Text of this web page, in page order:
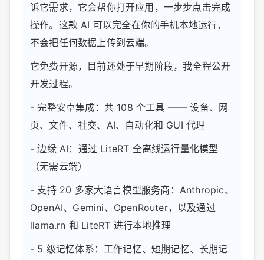
诉它需求，它会帮你打开应用，一步步点击完成
操作。这款 AI 可以完全在你的手机本地运行，
不会把任何数据上传到云端。
它免费开源，目前还处于早期阶段，我全程公开
开发过程。
- 完整安卓集成：共 108 个工具 —— 设备、网
页、文件、社交、AI、自动化和 GUI 代理
- 边缘 AI：通过 LiteRT 全离线运行量化模型
（无需云端）
- 支持 20 多家大语言模型服务商：Anthropic、
OpenAI、Gemini、OpenRouter，以及通过
llama.rn 和 LiteRT 进行本地推理
- 5 级记忆体系：工作记忆、短期记忆、长期记